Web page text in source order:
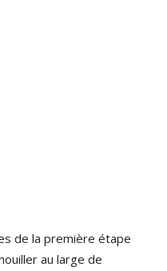
de la première étape
au large de